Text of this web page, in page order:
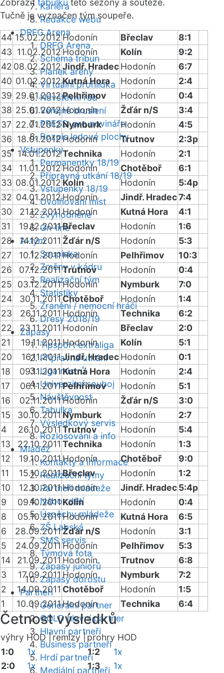
Kariéra
Redakce webu
DRFG Arena
DRFG Arena
Schéma tribun
Plánek areny
Virtuální prohlídka
Návštěvní řád
Veřejné bruslení
PRESS: pro novináře
Rozpis ledové plochy
Vstupenky
Permanentky 18/19
Přípravná utkání 18/19
Vstupenky 18/19
Uvolňování míst
Zvýhodněné
On-line
A-tým
Soupiska
Změny v kádru
Realizační tým
Statistiky
Zranění / nemocní hráči
Dresy 2018/19
Zápasy
Tipsport extraliga
Přípravná utkání
Liga mistrů
Univerzitní souboj
Návštěvnost
Tabulka
Výsledkový servis
Rozlosování a info
Mládež
Kontakty a informace
Realizační týmy
Partneři mládeže
Nábor dětí
Úspěchy mládeže
ZŠ Labská
SMS servis
Týmová fota
Zápasy juniorů
Zápasy dorostu
Partneři
Generální partner
GOLD hlavní partner
Hlavní partneři
Business partneři
Hrdí partneři
Mediální partneři
Zobrazit tabulku této sezóny a soutěže.
Tučně je vyznačen tým soupeře.
44 15.02.2012 Hodonín Břeclav
8:1
43 11.02.2012Hodonín Kolín
9:2
42 08.02.2012Jindř. HradecHodonín
6:7
40 01.02.2012Kutná Hora Hodonín
2:4
39 29.01.2012Pelhřimov Hodonín
0:4
38 25.01.2012Hodonín Žďár n/S
3:4
37 22.01.2012Nymburk Hodonín
4:5
36 18.01.2012Hodonín Trutnov
2:3p
35 14.01.2012Technika Hodonín
2:1
34
11.01.2012Hodonín Chotěboř
6:1
33 08.01.2012 Kolín Hodonín
5:4p
32 04.01.2012Hodonín Jindř. Hradec7:4
30
21.12.2011 Hodonín Kutná Hora
4:1
31
19.12.2011Břeclav Hodonín
1:6
28
14.12.2011 Žďár n/S Hodonín
5:3
27
10.12.2011Hodonín Pelhřimov
10:3
26
07.12.2011 Trutnov Hodonín
0:4
25
03.12.2011Hodonín Nymburk
7:0
24
30.11.2011Chotěboř Hodonín
1:4
23
26.11.2011 Hodonín Technika
6:2
22
23.11.2011 Hodonín Břeclav
2:0
21
19.11.2011Hodonín Kolín
5:1
20
16.11.2011Jindř. HradecHodonín
0:1
18
09.11.2011Kutná Hora Hodonín
2:4
17
06.11.2011Pelhřimov Hodonín
5:1
16
02.11.2011Hodonín Žďár n/S
3:0
15
30.10.2011 Nymburk Hodonín
2:7
4
26.10.2011Trutnov Hodonín
5:4
13
22.10.2011 Technika Hodonín
1:3
12
19.10.2011Hodonín Chotěboř
9:0
11
15.10.2011Břeclav Hodonín
1:2
10
12.10.2011Hodonín Jindř. Hradec5:4p
9
09.10.2011Kolín Hodonín
0:4
8
05.10.2011Hodonín Kutná Hora
6:5
6
28.09.2011Žďár n/S Hodonín
3:1
5
24.09.2011 Hodonín Pelhřimov
5:3
14
21.09.2011 Hodonín Trutnov
6:8
3
17.09.2011 Hodonín Nymburk
7:2
2
14.09.2011 Chotěboř Hodonín
1:5
1
10.09.2011Hodonín Technika 6:4
Četnost výsledků
výhry HOD |remízy |prohry HOD
1:0
1x
2:0
1x
1:2
1x
1:3
1x